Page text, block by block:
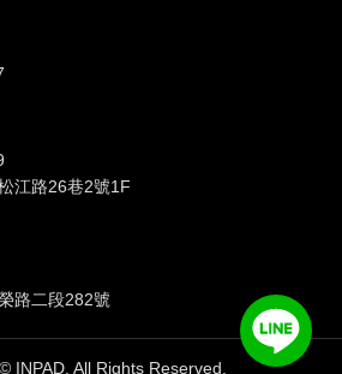
江路26巷2號1F
路二段282號
INPAD. All Rights Reserved.